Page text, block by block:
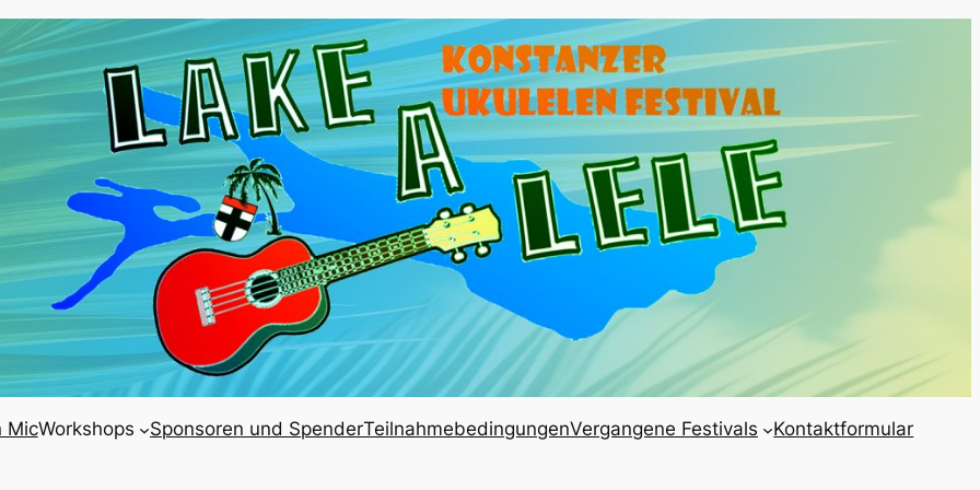
MicWorkshops Sponsoren und SpenderTeilnahmebedingungenVergangene Festivals Kontaktformular